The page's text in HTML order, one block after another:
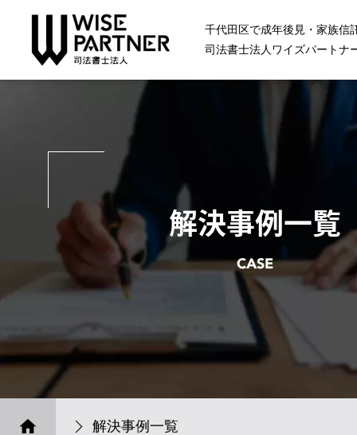
千代田区で成年後見・家族信
司法書士法人ワイズパートナ
解決事例一覧
CASE
解決事例一覧